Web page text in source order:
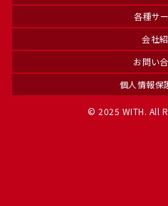
各種サ
会社
お問い
個人情報保
© 2025 WITH. All